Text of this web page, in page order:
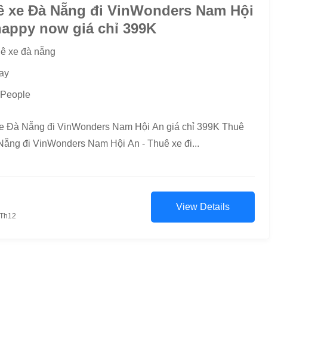
xe Đà Nẵng đi VinWonders Nam Hội
now giá chỉ 399K
xe đà nẵng
Đà Nẵng đi VinWonders Nam Hội An giá chỉ 399K Thuê
đi VinWonders Nam Hội An - Thuê xe đi...
Th12
View Details